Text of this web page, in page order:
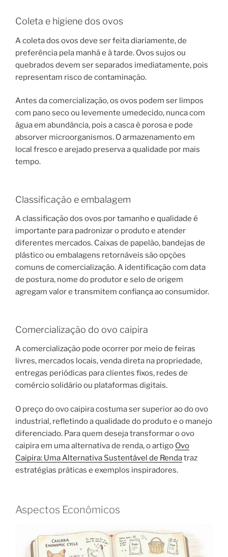
Coleta e higiene dos ovos
A coleta dos ovos deve ser feita diariamente, de
preferência pela manhã e à tarde. Ovos sujos ou
quebrados devem ser separados imediatamente, pois
representam risco de contaminação.
Antes da comercialização, os ovos podem ser limpos
com pano seco ou levemente umedecido, nunca com
água em abundância, pois a casca é porosa e pode
absorver microorganismos. O armazenamento em
local fresco e arejado preserva a qualidade por mais
tempo.
Classificação e embalagem
A classificação dos ovos por tamanho e qualidade é
importante para padronizar o produto e atender
diferentes mercados. Caixas de papelão, bandejas de
plástico ou embalagens retornáveis são opções
comuns de comercialização. A identificação com data
de postura, nome do produtor e selo de origem
agregam valor e transmitem confiança ao consumidor.
Comercialização do ovo caipira
A comercialização pode ocorrer por meio de feiras
livres, mercados locais, venda direta na propriedade,
entregas periódicas para clientes fixos, redes de
comércio solidário ou plataformas digitais.
O preço do ovo caipira costuma ser superior ao do ovo
industrial, refletindo a qualidade do produto e o manejo
diferenciado. Para quem deseja transformar o ovo
caipira em uma alternativa de renda, o artigo Ovo
Caipira: Uma Alternativa Sustentável de Rendatraz
estratégias práticas e exemplos inspiradores.
Aspectos Econômicos